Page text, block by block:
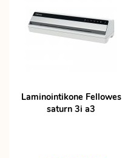
Laminointikone Fellowes
saturn 3i a3